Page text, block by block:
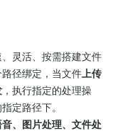
灵活、按需搭建文件
径绑定，当文件上传
，执行指定的处理操
定路径下。
、图片处理、文件处